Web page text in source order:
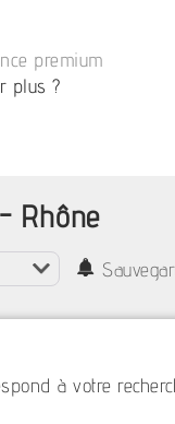
premium
plus ?
Rhône
à votre